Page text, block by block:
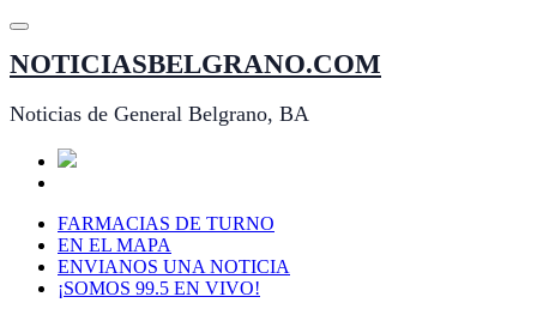
Saltar
contenido
NOTICIASBELGRANO.COM
Noticias de General Belgrano, BA
FARMACIAS DE TURNO
EN EL MAPA
ENVIANOS UNA NOTICIA
¡SOMOS 99.5 EN VIVO!